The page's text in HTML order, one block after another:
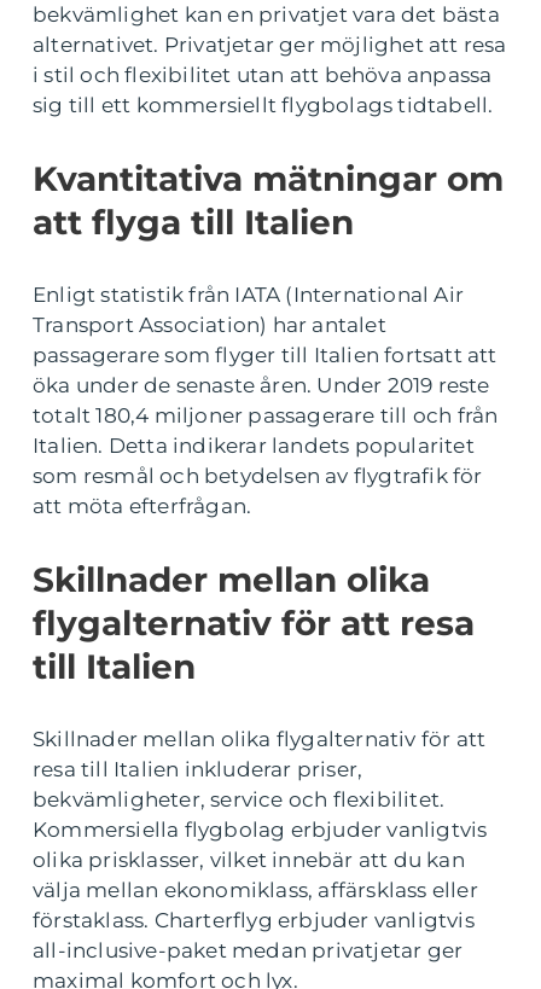
bekvämlighet kan en privatjet vara det bästa
alternativet. Privatjetar ger möjlighet att resa
i stil och flexibilitet utan att behöva anpassa
sig till ett kommersiellt flygbolags tidtabell.
Kvantitativa mätningar om
att flyga till Italien
Enligt statistik från IATA (International Air
Transport Association) har antalet
passagerare som flyger till Italien fortsatt att
öka under de senaste åren. Under 2019 reste
totalt 180,4 miljoner passagerare till och från
Italien. Detta indikerar landets popularitet
som resmål och betydelsen av flygtrafik för
att möta efterfrågan.
Skillnader mellan olika
flygalternativ för att resa
till Italien
Skillnader mellan olika flygalternativ för att
resa till Italien inkluderar priser,
bekvämligheter, service och flexibilitet.
Kommersiella flygbolag erbjuder vanligtvis
olika prisklasser, vilket innebär att du kan
välja mellan ekonomiklass, affärsklass eller
förstaklass. Charterflyg erbjuder vanligtvis
all-inclusive-paket medan privatjetar ger
maximal komfort och lyx.